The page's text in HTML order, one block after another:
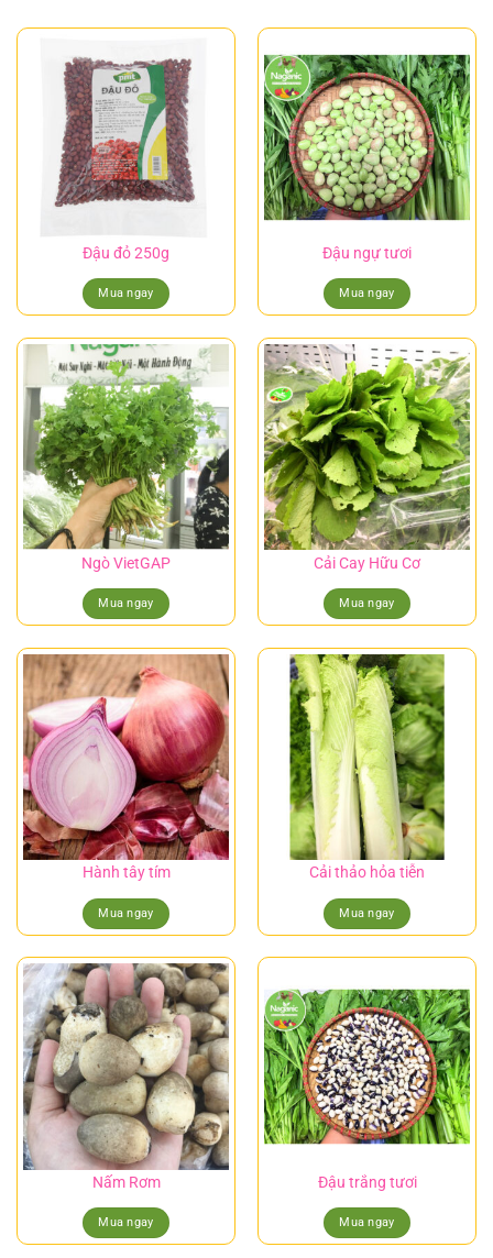
Đậu đỏ 250g
Mua ngay
Đậu ngự tươi
Mua ngay
Ngò VietGAP
Mua ngay
Cải Cay Hữu Cơ
Mua ngay
Hành tây tím
Mua ngay
Cải thảo hỏa tiễn
Mua ngay
Nấm Rơm
Mua ngay
Đậu trắng tươi
Mua ngay